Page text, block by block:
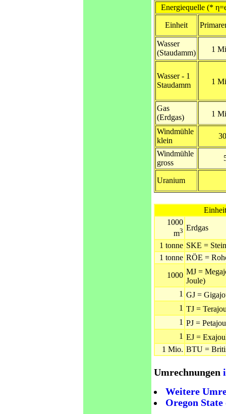
Energiequelle (*
Einheit
Wasser
(Staudamm)
1
Wasser - 1
Staudamm
1
Gas
(Erdgas)
1
Windmühle
klein
Windmühle
gross
Uranium
1000
m3 Erdgas
1 tonne SKE =
1 tonne RÖE =
1000 MJ =
Joule)
1 GJ =
1 TJ =
1 PJ =
1 EJ =
1 Mio. BTU =
Umrechnungen
Weitere
Oregon State